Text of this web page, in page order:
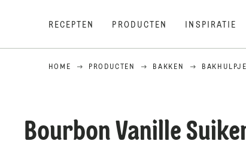
RECEPTEN PRODUCTEN INSPIRATIE
HOME PRODUCTEN BAKKEN
Bourbon Vanille